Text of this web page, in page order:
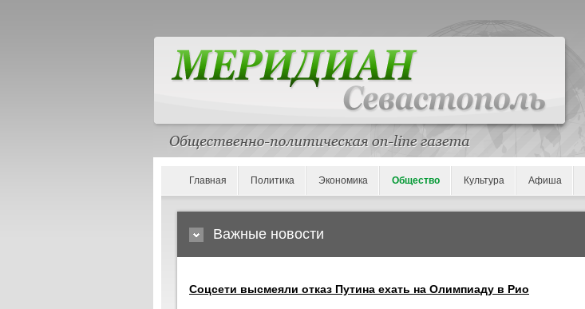
Главная Политика Экономика Общество Культура Афиша
Важные новости
Соцсети высмеяли отказ Путина ехать на Олимпиаду в Рио